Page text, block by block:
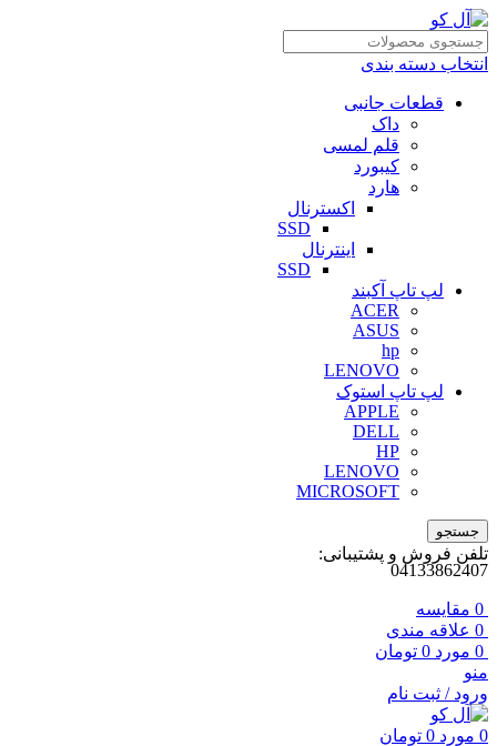
انتخاب دسته بندی
قطعات جانبی
داک
قلم لمسی
کیبورد
هارد
اکسترنال
SSD
اینترنال
SSD
لپ تاپ آکبند
ACER
ASUS
hp
LENOVO
لپ تاپ استوک
APPLE
DELL
HP
LENOVO
MICROSOFT
جستجو
تلفن فروش و پشتیبانی:
04133862407
0 مقايسه
0 علاقه مندی
0 مورد 0 تومان
منو
ورود / ثبت نام
0 مورد 0 تومان